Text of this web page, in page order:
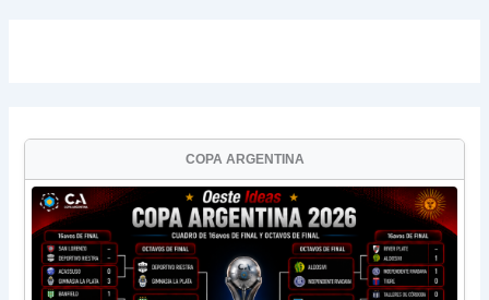
COPA ARGENTINA